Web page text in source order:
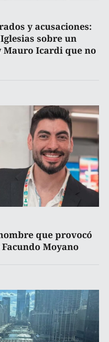
y acusaciones:
sobre un
Mauro Icardi que no
que provocó
Moyano